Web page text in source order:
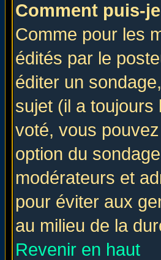
Comment puis-
Comme pour les
édités par le
éditer un
sujet (il a
voté, vous
option du
modérateurs et
pour éviter aux
au milieu de la
Revenir en haut